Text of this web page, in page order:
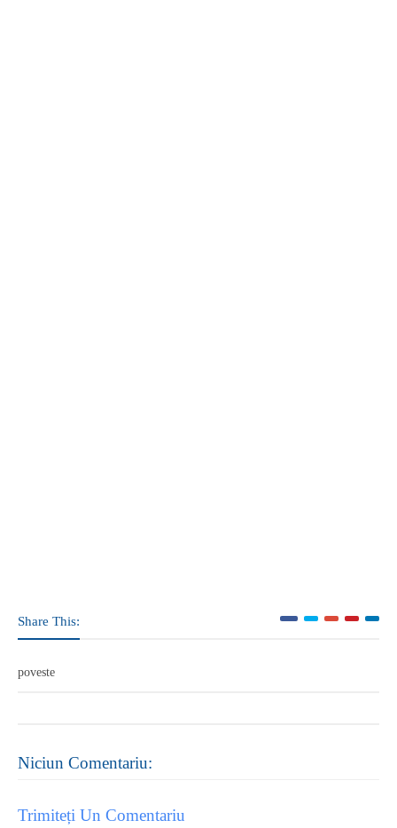
Share This:
poveste
Niciun Comentariu:
Trimiteți Un Comentariu